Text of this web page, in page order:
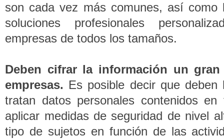
son cada vez más comunes, así como
soluciones profesionales
empresas de todos los tamaños.
Deben cifrar la información un
empresas. Es posible decir que
tratan datos personales contenidos
aplicar medidas de seguridad de nivel
tipo de sujetos en función de las